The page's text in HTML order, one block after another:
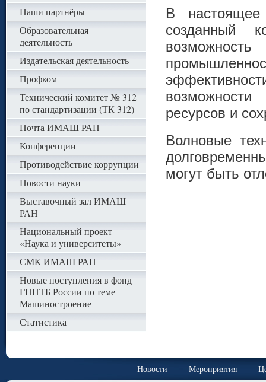
В
созданный
ресурсов и
Волновые
могут быть
Наши партнёры
Образовательная
деятельность
Издательская деятельность
Профком
Технический комитет № 312
по стандартизации (ТК 312)
Почта ИМАШ РАН
Конференции
Противодействие коррупции
Новости науки
Выставочный зал ИМАШ
РАН
Национальный проект
«Наука и университеты»
СМК ИМАШ РАН
Новые поступления в фонд
ГПНТБ России по теме
Машиностроение
Статистика
Новости Мероприятия